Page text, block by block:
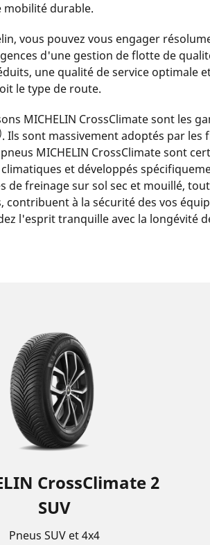
durable.
vous pouvez vous engager
d'une gestion de flotte de
une qualité de service optimale
le type de route.
MICHELIN CrossClimate sont les
. Ils sont massivement adoptés par les
MICHELIN CrossClimate sont
et développés
de freinage sur sol sec et mouillé,
contribuent à la sécurité des vos
l'esprit tranquille avec la longévité
CrossClimate 2
SUV
Pneus SUV et 4x4